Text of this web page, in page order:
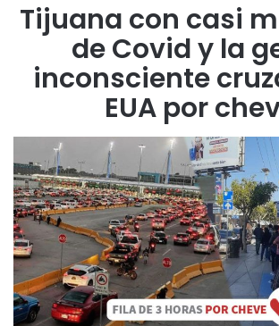
Tijuana con casi
de Covid y la
inconsciente
EUA por